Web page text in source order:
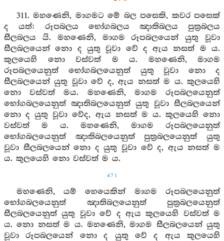
311. මහණෙනි, මාගමට මේ බල පසෙකි, කවර පසෙක්
ද යත්: රූපබලය භෝගබලය ඤාතිබලය පුත්‍රබලය
සීලබලය යි. මහණෙනි, මාගම රූපබලයෙන් යුතු වූවා
සීලබලයෙන් නො ද යුතු වූවා වේ ද ඇය නසත් ම ය.
කුලයෙහි නො වස්වත් ම ය. මහණෙනි, මාගම
රූපබලයෙනුත් භෝගබලයෙනුත් යුතු වූවා නො ද
සීලබලයෙන් යුතු වූවා වේ ද, ඇය නසත් ම ය. කුලයෙහි
නො වස්වත් මය. මහණෙනි, මාගම රූපබලයෙනුත්
භෝගබලයෙනුත් ඤාතිබලයෙනුත් යුතු වූවා සීලබලයෙන්
නො ද යුතු වූවා වේද, ඇය නසත් ම ය. කුලයෙහි නො
වස්වත් ම ය. මහණෙනි, මාගම රූපබලයෙනුත්
භෝගබලයෙනුත් ඤාතිබලයෙනුත් පුත්‍රබලයෙනුත් යුතු
වූවා සීලබලයෙන් නො ද යුතු වූවා වේ ද, ඇය නසත් ම
ය. කුලයෙහි නො වස්වත් ම ය.
471
මහණෙනි, යම් හෙයෙකින් මාගම රූපබලයෙනුත්
භෝගබලයෙනුත් ඤාතිබලයෙනුත් පුත්‍රබලයෙනුත්
සීලබලයෙනුත් යුතු වූවා වේ ද ඇය කුලයෙහි වස්වත් ම
ය. නො නසත් ම ය. මහණෙනි, මාගම සීලබලයෙන් යුතු
වූවා රූපබලයෙන් නො ද යුතු වේ ද ඇය කුලයෙහි